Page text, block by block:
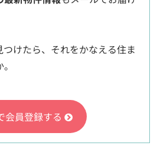
けたら、それをかなえる住ま
会員登録する